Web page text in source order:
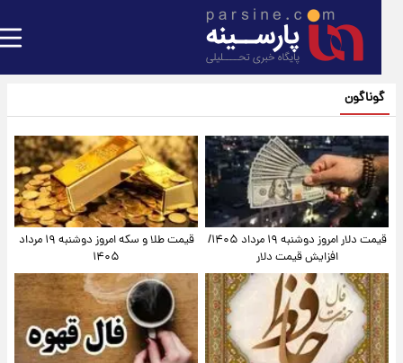
گوناگون
قیمت دلار امروز دوشنبه ۱۹ مرداد ۱۴۰۵/
افزایش قیمت دلار
قیمت طلا و سکه امروز دوشنبه ۱۹ مرداد
۱۴۰۵